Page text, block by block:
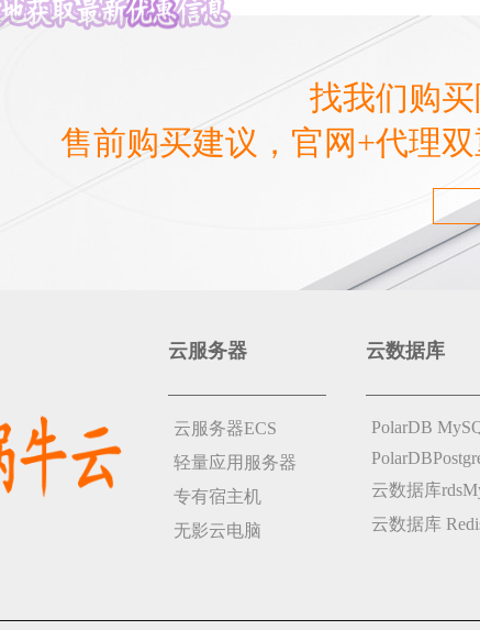
找我们购
售前购买建议，官网+代理
云服务器
云服务器ECS
轻量应用服务器
专有宿主机
无影云电脑
云数据库
PolarDB
云数据库
云数据库